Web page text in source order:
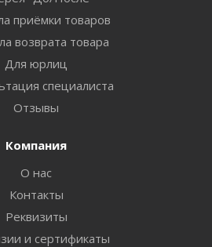
приёмки товаров
возврата товара
Для юрлиц
специалиста
Отзывы
Компания
О нас
Контакты
Реквизиты
и сертификаты